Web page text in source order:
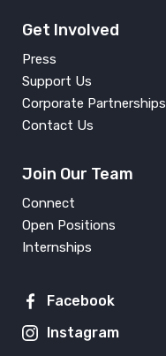
Get Involved
Press
Support Us
Corporate Partnerships
Contact Us
Join Our Team
Connect
Open Positions
Internships
Facebook
Instagram